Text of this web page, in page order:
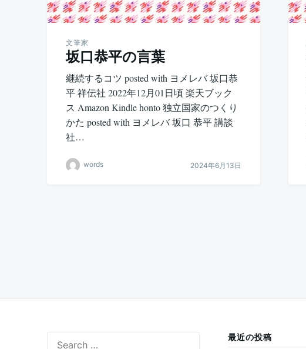
文筆家
坂口恭平の言葉
継続するコツ posted with ヨメレバ 坂口恭
平 祥伝社 2022年12月01日頃 楽天ブック
ス Amazon Kindle honto 独立国家のつくり
かた posted with ヨメレバ 坂口 恭平 講談
社…
words 2024年6月13日
送
最近の投稿